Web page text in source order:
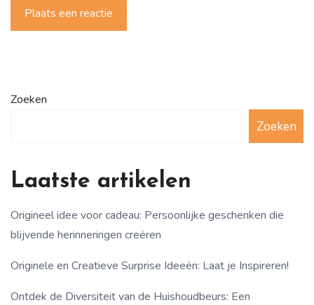
Plaats een reactie
Zoeken
Zoeken
Laatste artikelen
Origineel idee voor cadeau: Persoonlijke geschenken die
blijvende herinneringen creëren
Originele en Creatieve Surprise Ideeën: Laat je Inspireren!
Ontdek de Diversiteit van de Huishoudbeurs: Een